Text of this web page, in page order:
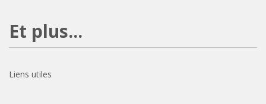
Et plus...
Liens utiles